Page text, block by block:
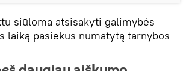
siūloma atsisakyti galimybės
laiką pasiekus numatytą tarnybos